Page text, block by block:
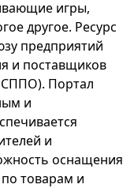
игры,
другое. Ресурс
предприятий
и поставщиков
Портал
и
и
оснащения
товарам и